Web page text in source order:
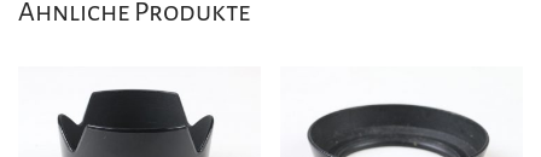
Ähnliche Produkte